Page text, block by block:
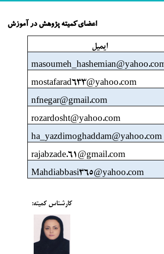
اعضای کمیته پژوهش در آموزش
ایمیل
mostafarad633@yahoo.com
nfnegar@gmail.com
rozardosht@yahoo.com
ha_yazdimoghaddam@yahoo.com
rajabzade.61@gmail.com
Mahdiabbasi365@yahoo.com
کارشناس کمیته: